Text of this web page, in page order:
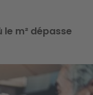
m² dépasse